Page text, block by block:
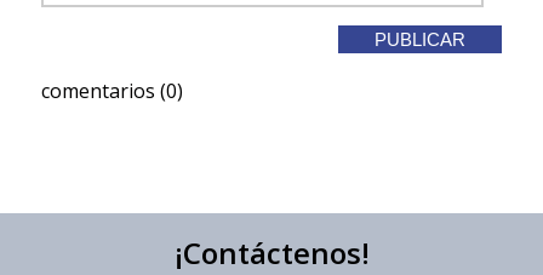
comentarios (0)
¡Contáctenos!